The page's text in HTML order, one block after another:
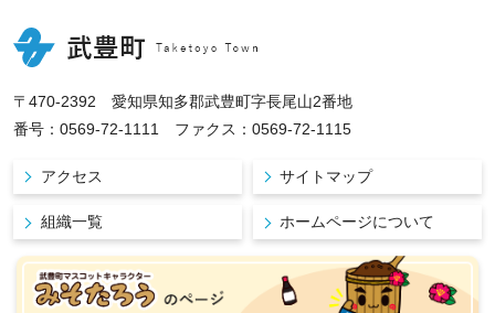
〒470-2392 愛知県知多郡武豊町字長尾山2番地
番号：0569-72-1111 ファクス：0569-72-1115
アクセス サイトマップ
組織一覧 ホームページについて